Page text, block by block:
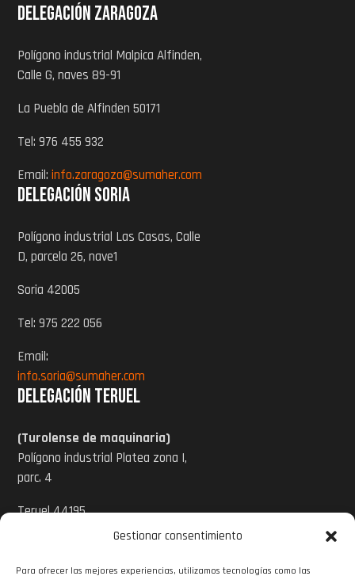
Gestionar consentimiento
Para ofrecer las mejores experiencias, utilizamos tecnologías como las
Delegación zaragoza
Polígono industrial Malpica Alfinden,
Calle G, naves 89-91
La Puebla de Alfinden 50171
Tel: 976 455 932
Email:info.zaragoza@sumaher.com
Delegación Soria
Polígono industrial Las Casas, Calle
D, parcela 26, nave1
Soria 42005
Tel: 975 222 056
Email:
info.soria@sumaher.com
Delegación Teruel
(Turolense de maquinaria)
Polígono industrial Platea zona I,
parc. 4
Teruel 44195